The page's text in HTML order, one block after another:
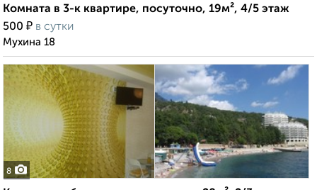
Комната в 3-к квартире, посуточно, 19м², 4/5 этаж
500 ₽ в сутки
Мухина 18
8